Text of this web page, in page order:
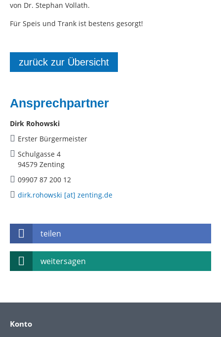
von Dr. Stephan Vollath.
Für Speis und Trank ist bestens gesorgt!
zurück zur Übersicht
Ansprechpartner
Dirk Rohowski
Erster Bürgermeister
Schulgasse 4
94579 Zenting
09907 87 200 12
dirk.rohowski [at] zenting.de
teilen
weitersagen
Konto